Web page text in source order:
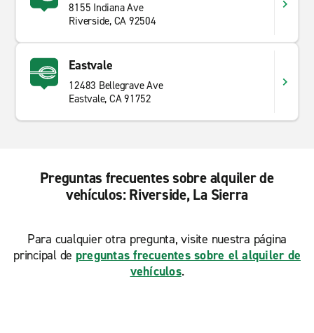
8155 Indiana Ave
Riverside, CA 92504
Eastvale
12483 Bellegrave Ave
Eastvale, CA 91752
Preguntas frecuentes sobre alquiler de
vehículos: Riverside, La Sierra
Para cualquier otra pregunta, visite nuestra página
principal de preguntas frecuentes sobre el alquiler de
vehículos.